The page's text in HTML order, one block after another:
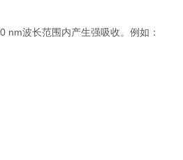
波长范围内产生强吸收。例如：